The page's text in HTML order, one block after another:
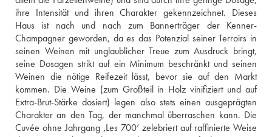
ihre Intensität und ihren Charakter gekennzeichnet. Dieses
Haus ist nach und nach zum Bannerträger der Kenner-
Champagner geworden, da es das Potenzial seiner Terroirs in
seinen Weinen mit unglaublicher Treue zum Ausdruck bringt,
seine Dosagen strikt auf ein Minimum beschränkt und seinen
Weinen die nötige Reifezeit lässt, bevor sie auf den Markt
kommen. Die Weine (zum Großteil in Holz vinifiziert und auf
Extra-Brut-Stärke dosiert) legen also stets einen ausgeprägten
Charakter an den Tag, der manchmal überraschen kann. Die
Cuvée ohne Jahrgang ‚Les 700‘ zelebriert auf raffinierte Weise